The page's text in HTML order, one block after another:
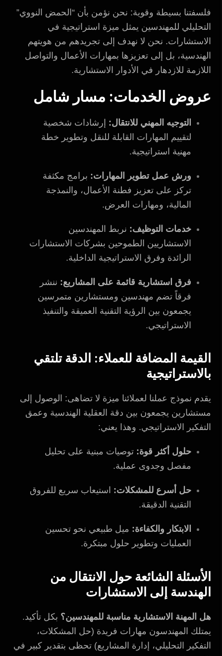
فلسفتنا بسيطة وقوية: نحن نؤمن بأن “الحمض النووي”
التحليلي للمهندسين يمثل ميزة استراتيجية في
الاستشارات. نحن لا نهدف إلى تجريدهم من هويتهم
الهندسية، بل إلى تعزيزها بمهارات الأعمال والتواصل
اللازمة للازدهار في الأدوار الاستشارية.
عروض الخدمات: مسار شامل
التوجيه المهني للانتقال: إرشادات شخصية
لتقييم المهارات القابلة للنقل وتطوير خطة
مهنية استراتيجية.
ورش عمل تطوير المهارات: برامج مكثفة
تركز على تعزيز فطنة الأعمال، والنمذجة
المالية، ومهارات العرض.
خدمات التوظيف: نربط المهندسين
الاستشاريين الطموحين بشركات الاستشارات
الرائدة وفرق الاستراتيجية الداخلية.
فرق استشارية قائمة على المشاريع: ننشر
فرقاً تضم مهندسين ومستشارين متمرسين
يجمعون بين الرؤية التقنية العميقة والتنفيذ
الاستراتيجي.
القيمة المضافة للعملاء: الدقة تلتقي
بالاستراتيجية
يقدم نموذج عملنا لعملائنا ميزة لا تضاهى: الوصول إلى
مستشارين يجمعون بين دقة العقلية الهندسية وعمق
التفكير الاستراتيجي. وهذا يعني:
حلول أكثر قوة: توصيات مبنية على تحليل
مفصل وجدوى عملية.
حل أسرع للمشكلات: استيعاب سريع للفروق
التقنية الدقيقة.
الابتكار والكفاءة: ميل طبيعي نحو تحسين
العمليات وتطوير حلول مبتكرة.
الأسئلة الشائعة حول الانتقال من
الهندسة إلى الاستشارات
هل المهنة الاستشارية مناسبة للمهندسين؟ بكل تأكيد.
يمتلك المهندسون مهارات فريدة (حل المشكلات،
التفكير التحليلي، إدارة المشاريع) تحظى بتقدير كبير في